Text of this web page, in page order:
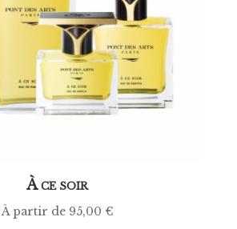
ÀCE SOIR
À partir de 95,00 €